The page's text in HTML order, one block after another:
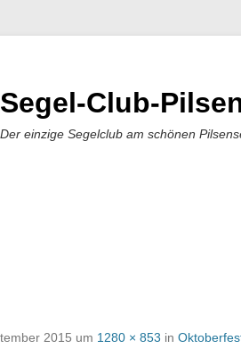
Segel-Club-
Der einzige Segelclub am schönen
2015 um 1280 × 853 in